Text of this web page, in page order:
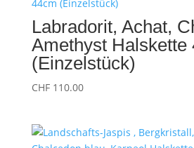
Labradorit, Achat,
Amethyst Halskette
(Einzelstück)
CHF110.00